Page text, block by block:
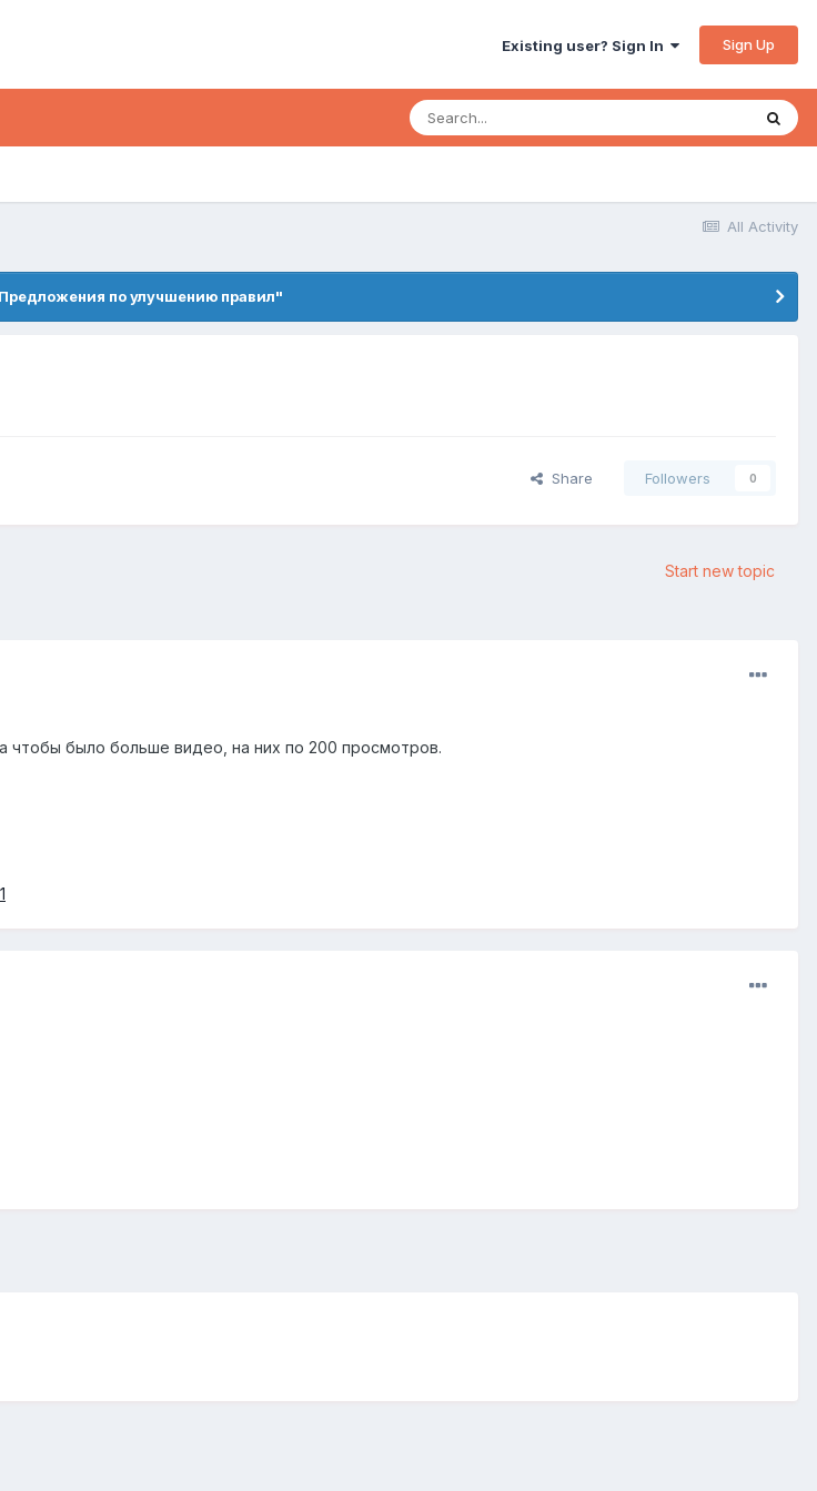
Existing user? Sign In Sign Up
All Activity
по улучшению правил"
Share Followers 0
Start new topic
чтобы было больше видео, на них по 200 просмотров.